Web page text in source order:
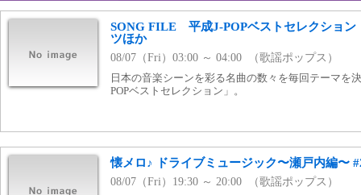
SONG FILE 平成J-POPベストセレクショ
ツほか
08/07（Fri）03:00 ～ 04:00 （歌謡ポップス）
日本の音楽シーンを彩る名曲の数々を毎回テーマを
POPベストセレクション」。
懐メロ♪ ドライブミュージック〜瀬戸内編〜
08/07（Fri）19:30 ～ 20:00 （歌謡ポップス）